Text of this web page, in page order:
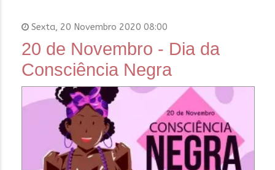
Sexta, 20 Novembro 2020 08:00
20 de Novembro - Dia da
Consciência Negra